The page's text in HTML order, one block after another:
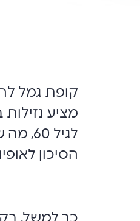
קופת גמל
מציע
לגיל
הסיכון